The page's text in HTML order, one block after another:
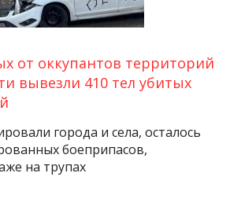
от оккупантов территорий
вывезли 410 тел убитых
города и села, осталось
боеприпасов,
на трупах